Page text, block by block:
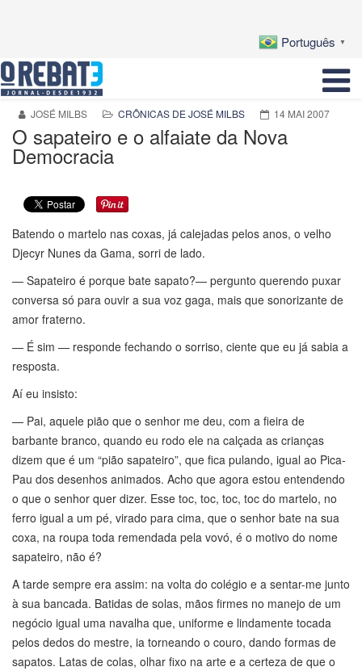
Português ▼
JOSÉ MILBS CRÔNICAS DE JOSÉ MILBS 14 MAI 2007
O sapateiro e o alfaiate da Nova
Democracia
Batendo o martelo nas coxas, já calejadas pelos anos, o velho
Djecyr Nunes da Gama, sorri de lado.
— Sapateiro é porque bate sapato?— pergunto querendo puxar
conversa só para ouvir a sua voz gaga, mais que sonorizante de
amor fraterno.
— É sim — responde fechando o sorriso, ciente que eu já sabia a
resposta.
Aí eu insisto:
— Pai, aquele pião que o senhor me deu, com a fieira de
barbante branco, quando eu rodo ele na calçada as crianças
dizem que é um “pião sapateiro”, que fica pulando, igual ao Pica-
Pau dos desenhos animados. Acho que agora estou entendendo
o que o senhor quer dizer. Esse toc, toc, toc, toc do martelo, no
ferro igual a um pé, virado para cima, que o senhor bate na sua
coxa, na roupa toda remendada pela vovó, é o motivo do nome
sapateiro, não é?
A tarde sempre era assim: na volta do colégio e a sentar-me junto
à sua bancada. Batidas de solas, mãos firmes no manejo de um
negócio igual uma navalha que, uniforme e lindamente tocada
pelos dedos do mestre, ia torneando o couro, dando formas de
sapatos. Latas de colas, olhar fixo na arte e a certeza de que o